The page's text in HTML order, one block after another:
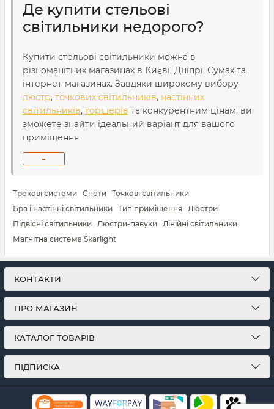
Де купити стельові
світильники недорого?
Купити стельові світильники можна в
різноманітних магазинах в Києві, Дніпрі, Сумах та
інтернет-магазинах. Завдяки широкому вибору
люстр, точкових світильників, настінних
світильників, торшерів та конкурентним цінам, ви
зможете знайти ідеальний варіант для вашого
приміщення.
-
Трекові системи Споти Точкові світильники
Бра і настінні світильники Тип приміщення Люстри
Підвісні світильники Люстри-павуки Лінійні світильники
Магнітна система Skarlight
КОНТАКТИ
ПРО МАГАЗИН
КАТАЛОГ ТОВАРІВ
ПІДПИСКА